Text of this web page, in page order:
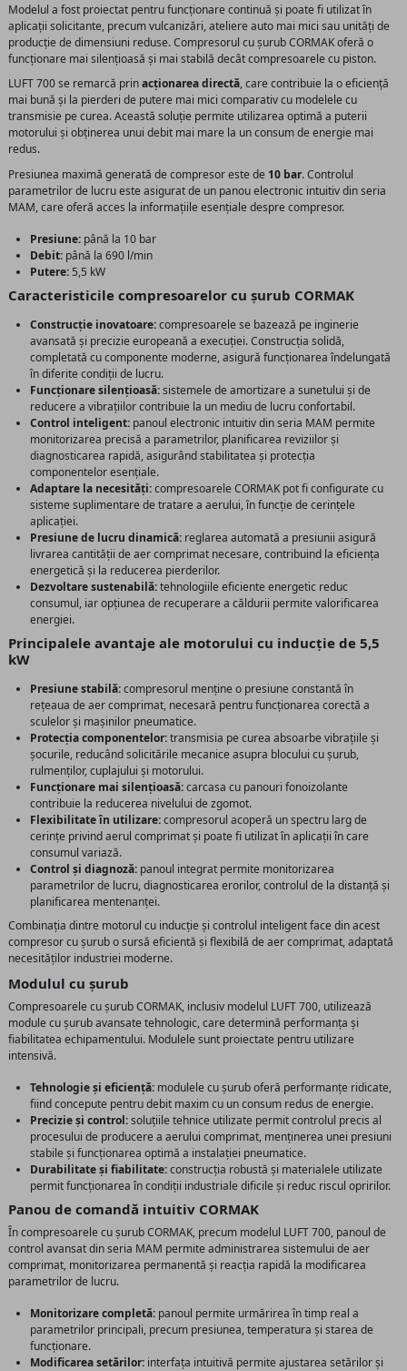
Modelul a fost proiectat pentru funcționare continuă și poate fi utilizat în
aplicații solicitante, precum vulcanizări, ateliere auto mai mici sau unități de
producție de dimensiuni reduse. Compresorul cu șurub CORMAK oferă o
funcționare mai silențioasă și mai stabilă decât compresoarele cu piston.
LUFT 700 se remarcă prinacționarea directă, care contribuie la o eficiență
mai bună și la pierderi de putere mai mici comparativ cu modelele cu
transmisie pe curea. Această soluție permite utilizarea optimă a puterii
motorului și obținerea unui debit mai mare la un consum de energie mai
redus.
Presiunea maximă generată de compresor este de 10 bar. Controlul
parametrilor de lucru este asigurat de un panou electronic intuitiv din seria
MAM, care oferă acces la informațiile esențiale despre compresor.
Presiune: până la 10 bar
Debit: până la 690 l/min
Putere: 5,5 kW
Caracteristicile compresoarelor cu șurub CORMAK
Construcție inovatoare:compresoarele se bazează pe inginerie
avansată și precizie europeană a execuției. Construcția solidă,
completată cu componente moderne, asigură funcționarea îndelungată
în diferite condiții de lucru.
Funcționare silențioasă:sistemele de amortizare a sunetului și de
reducere a vibrațiilor contribuie la un mediu de lucru confortabil.
Control inteligent: panoul electronic intuitiv din seria MAM permite
monitorizarea precisă a parametrilor, planificarea reviziilor și
diagnosticarea rapidă, asigurând stabilitatea și protecția
componentelor esențiale.
Adaptare la necesități:compresoarele CORMAK pot fi configurate cu
sisteme suplimentare de tratare a aerului, în funcție de cerințele
aplicației.
Presiune de lucru dinamică: reglarea automată a presiunii asigură
livrarea cantității de aer comprimat necesare, contribuind la eficiența
energetică și la reducerea pierderilor.
Dezvoltare sustenabilă:tehnologiile eficiente energetic reduc
consumul, iar opțiunea de recuperare a căldurii permite valorificarea
energiei.
Principalele avantaje ale motorului cu inducție de 5,5
kW
Presiune stabilă:compresorul menține o presiune constantă în
rețeaua de aer comprimat, necesară pentru funcționarea corectă a
sculelor și mașinilor pneumatice.
Protecția componentelor:transmisia pe curea absoarbe vibrațiile și
șocurile, reducând solicitările mecanice asupra blocului cu șurub,
rulmenților, cuplajului și motorului.
Funcționare mai silențioasă:carcasa cu panouri fonoizolante
contribuie la reducerea nivelului de zgomot.
Flexibilitate în utilizare:compresorul acoperă un spectru larg de
cerințe privind aerul comprimat și poate fi utilizat în aplicații în care
consumul variază.
Control și diagnoză: panoul integrat permite monitorizarea
parametrilor de lucru, diagnosticarea erorilor, controlul de la distanță și
planificarea mentenanței.
Combinația dintre motorul cu inducție și controlul inteligent face din acest
compresor cu șurub o sursă eficientă și flexibilă de aer comprimat, adaptată
necesităților industriei moderne.
Modulul cu șurub
Compresoarele cu șurub CORMAK, inclusiv modelul LUFT 700, utilizează
module cu șurub avansate tehnologic, care determină performanța și
fiabilitatea echipamentului. Modulele sunt proiectate pentru utilizare
intensivă.
Tehnologie și eficiență: modulele cu șurub oferă performanțe ridicate,
fiind concepute pentru debit maxim cu un consum redus de energie.
Precizie și control:soluțiile tehnice utilizate permit controlul precis al
procesului de producere a aerului comprimat, menținerea unei presiuni
stabile și funcționarea optimă a instalației pneumatice.
Durabilitate și fiabilitate:construcția robustă și materialele utilizate
permit funcționarea în condiții industriale dificile și reduc riscul opririlor.
Panou de comandă intuitiv CORMAK
În compresoarele cu șurub CORMAK, precum modelul LUFT 700, panoul de
control avansat din seria MAM permite administrarea sistemului de aer
comprimat, monitorizarea permanentă și reacția rapidă la modificarea
parametrilor de lucru.
Monitorizare completă: panoul permite urmărirea în timp real a
parametrilor principali, precum presiunea, temperatura și starea de
funcționare.
Modificarea setărilor: interfața intuitivă permite ajustarea setărilor și